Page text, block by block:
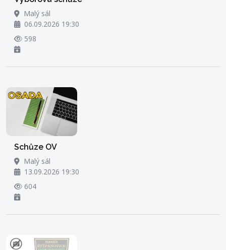
Malý sál
06.09.2026 19:30
598
Schůze OV
Malý sál
13.09.2026 19:30
604